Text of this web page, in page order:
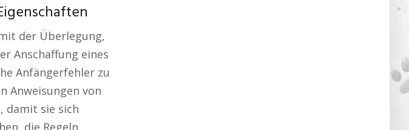
der Überlegung,
Anschaffung eines
Anfängerfehler zu
Anweisungen von
damit sie sich
die Regeln